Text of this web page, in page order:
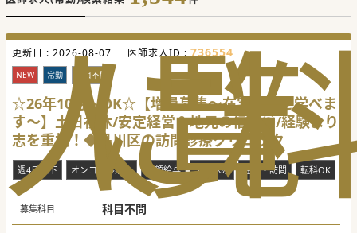
人
に
覧
更新日 : 2026-08-07 医師求人ID : 736554
NEW 常勤 科目不問
☆26年10月～OK☆【増員募集～在宅医療を学べま
す～】土日祝休/安定経営＆地元の信頼◎/経験より
志を重視！◆品川区の訪問診療クリニック
週4日以下 オンコール無し 高額給与 土日休み 在宅・訪問 転科OK
募集科目 科目不問